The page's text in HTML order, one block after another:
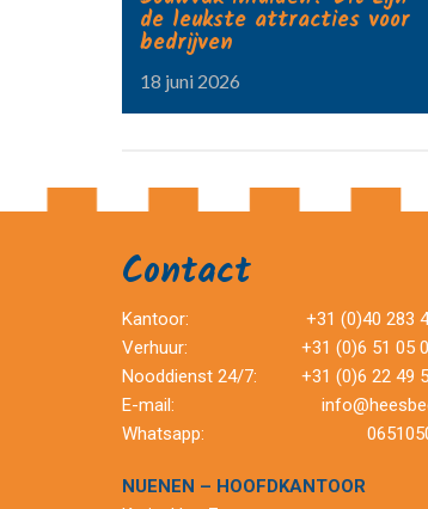
de leukste attracties voor
bedrijven
18 juni 2026
Contact
Kantoor:
+31 (0)40 283
Verhuur:
+31 (0)6 51 05
Nooddienst 24/7:
+31 (0)6 22 49
E-mail:
Whatsapp:
NUENEN – HOOFDKANTOOR